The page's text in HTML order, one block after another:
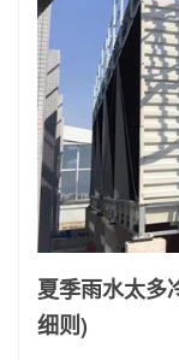
夏季雨水太多
细则)